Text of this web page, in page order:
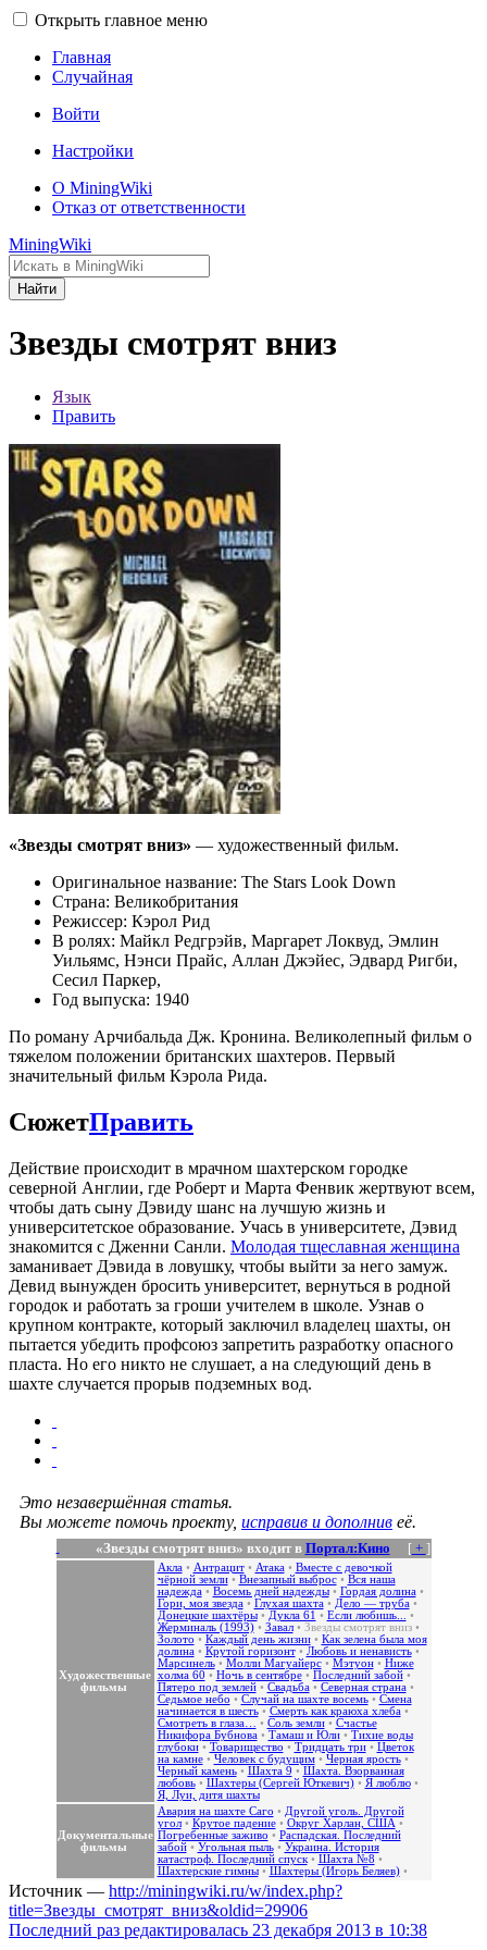
Открыть главное меню
Главная
Случайная
Войти
Настройки
О MiningWiki
Отказ от ответственности
MiningWiki
Найти
Звезды смотрят вниз
Язык
Править
«Звезды смотрят вниз» — художественный фильм.
Оригинальное название: The Stars Look Down
Страна: Великобритания
Режиссер: Кэрол Рид
В ролях: Майкл Редгрэйв, Маргарет Локвуд, Эмлин
Уильямс, Нэнси Прайс, Аллан Джэйес, Эдвард Ригби,
Сесил Паркер,
Год выпуска: 1940
По роману Арчибальда Дж. Кронина. Великолепный фильм о
тяжелом положении британских шахтеров. Первый
значительный фильм Кэрола Рида.
СюжетПравить
Действие происходит в мрачном шахтерском городке
северной Англии, где Роберт и Марта Фенвик жертвуют всем,
чтобы дать сыну Дэвиду шанс на лучшую жизнь и
университетское образование. Учась в университете, Дэвид
знакомится с Дженни Санли. Молодая тщеславная женщина
заманивает Дэвида в ловушку, чтобы выйти за него замуж.
Девид вынужден бросить университет, вернуться в родной
городок и работать за гроши учителем в школе. Узнав о
крупном контракте, который заключил владелец шахты, он
пытается убедить профсоюз запретить разработку опасного
пласта. Но его никто не слушает, а на следующий день в
шахте случается прорыв подземных вод.
Это незавершённая статья.
Вы можете помочь проекту, исправив и дополнив её.
[+ ]
«Звезды смотрят вниз» входит в Портал:Кино
Художественные
фильмы
Акла• Антрацит• Атака• Вместе с девочкой
чёрной земли• Внезапный выброс• Вся наша
надежда• Восемь дней надежды• Гордая долина•
Гори, моя звезда• Глухая шахта• Дело — труба•
Донецкие шахтёры• Дукла 61 • Если любишь...
•
Жерминаль (1993)• Завал• Звезды смотрят вниз•
Золото • Каждый день жизни• Как зелена была моя
долина• Крутой горизонт• Любовь и ненависть•
Марсинель• Молли Магуайерс• Мэтуон• Ниже
холма 60 • Ночь в сентябре• Последний забой•
Пятеро под землей• Свадьба• Северная страна•
Седьмое небо • Случай на шахте восемь• Смена
начинается в шесть• Смерть как краюха хлеба•
Смотреть в глаза…
• Соль земли• Счастье
Никифора Бубнова• Тамаш и Юли• Тихие воды
глубоки• Товарищество • Тридцать три• Цветок
на камне• Человек с будущим• Черная ярость•
Черный камень• Шахта 9 • Шахта. Взорванная
любовь• Шахтеры (Сергей Юткевич)• Я люблю•
Я, Луи, дитя шахты
Документальные
фильмы
Авария на шахте Саго • Другой уголь. Другой
угол• Крутое падение• Округ Харлан, США •
Погребенные заживо • Распадская. Последний
забой• Угольная пыль• Украина. История
катастроф. Последний спуск• Шахта №8 •
Шахтерские гимны• Шахтеры (Игорь Беляев)•
Источник — http://miningwiki.ru/w/index.php?
title=Звезды_смотрят_вниз&oldid=29906
Последний раз редактировалась 23 декабря 2013 в 10:38